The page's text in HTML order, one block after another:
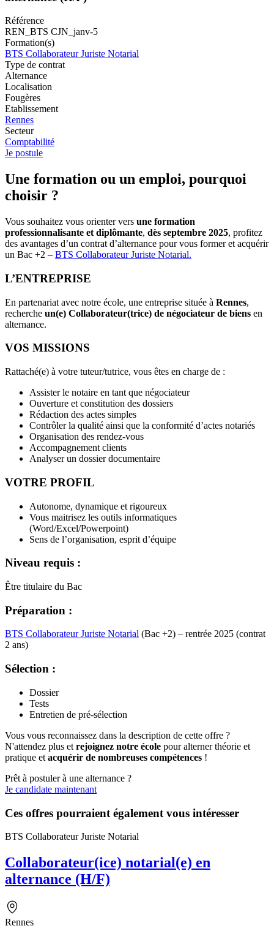
Référence
REN_BTS CJN_janv-5
Formation(s)
BTS Collaborateur Juriste Notarial
Type de contrat
Alternance
Localisation
Fougères
Etablissement
Rennes
Secteur
Comptabilité
Je postule
Une formation ou un emploi, pourquoi
choisir ?
Vous souhaitez vous orienter vers une formation
professionnalisante et diplômante, dès septembre 2025, profitez
des avantages d’un contrat d’alternance pour vous former et acquérir
un Bac +2 – BTS Collaborateur Juriste Notarial.
L’ENTREPRISE
En partenariat avec notre école, une entreprise située à Rennes,
recherche un(e) Collaborateur(trice) de négociateur de biens en
alternance.
VOS MISSIONS
Rattaché(e) à votre tuteur/tutrice, vous êtes en charge de :
Assister le notaire en tant que négociateur
Ouverture et constitution des dossiers
Rédaction des actes simples
Contrôler la qualité ainsi que la conformité d’actes notariés
Organisation des rendez-vous
Accompagnement clients
Analyser un dossier documentaire
VOTRE PROFIL
Autonome, dynamique et rigoureux
Vous maitrisez les outils informatiques
(Word/Excel/Powerpoint)
Sens de l’organisation, esprit d’équipe
Niveau requis :
Être titulaire du Bac
Préparation :
BTS Collaborateur Juriste Notarial (Bac +2) – rentrée 2025 (contrat
2 ans)
Sélection :
Dossier
Tests
Entretien de pré-sélection
Vous vous reconnaissez dans la description de cette offre ?
N'attendez plus et rejoignez notre école pour alterner théorie et
pratique et acquérir de nombreuses compétences !
Prêt à postuler à une alternance ?
Je candidate maintenant
Ces offres pourraient également vous intéresser
BTS Collaborateur Juriste Notarial
Collaborateur(ice) notarial(e) en
alternance (H/F)
Rennes